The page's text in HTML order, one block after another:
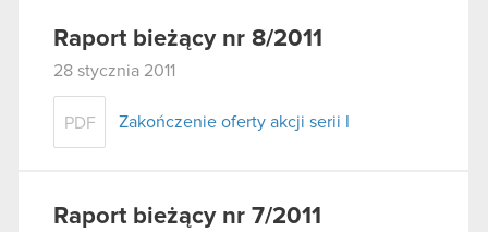
Raport bieżący nr 8/2011
28 stycznia 2011
PDF Zakończenie oferty akcji serii I
Raport bieżący nr 7/2011